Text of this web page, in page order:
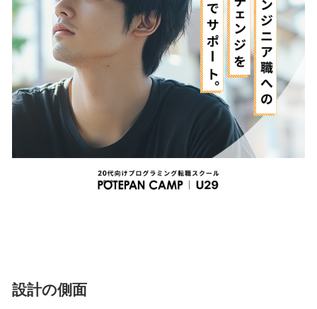
設計の側面